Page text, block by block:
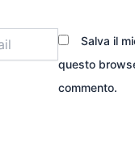
Salva il
questo
commento.